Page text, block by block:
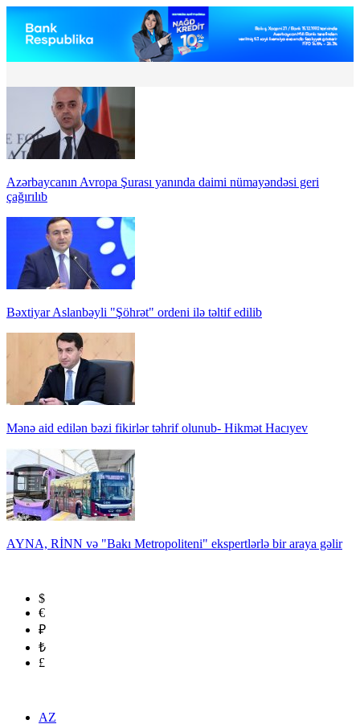
Azərbaycanın Avropa Şurası yanında daimi nümayəndəsi geri
çağırılıb
Bəxtiyar Aslanbəyli "Şöhrət" ordeni ilə təltif edilib
Mənə aid edilən bəzi fikirlər təhrif olunub- Hikmət Hacıyev
AYNA, RİNN və "Bakı Metropoliteni" ekspertlərlə bir araya gəlir
$
€
₽
₺
£
AZ